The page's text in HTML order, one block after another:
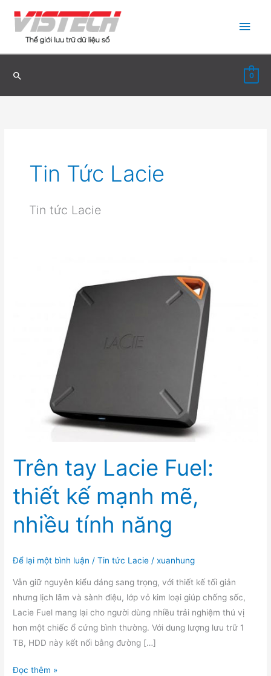
dung
0
Tin Tức Lacie
Tin tức Lacie
Trên tay Lacie Fuel:
thiết kế mạnh mẽ,
nhiều tính năng
Để lại một bình luận /Tin tức Lacie /xuanhung
Vẫn giữ nguyên kiểu dáng sang trọng, với thiết kế tối giản
nhưng lịch lãm và sành điệu, lớp vỏ kim loại giúp chống sốc,
Lacie Fuel mang lại cho người dùng nhiều trải nghiệm thú vị
hơn một chiếc ổ cứng bình thường. Với dung lượng lưu trữ 1
TB, HDD này kết nối bằng đường […]
Trên
Đọc thêm »